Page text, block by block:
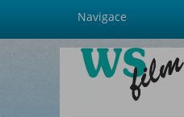
Navigace